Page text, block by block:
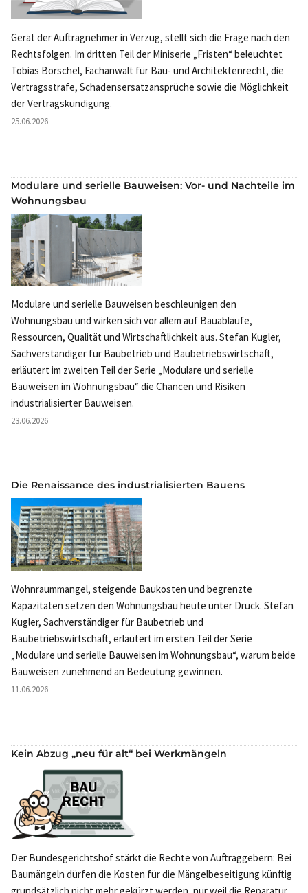
Gerät der Auftragnehmer in Verzug, stellt sich die Frage nach den
Rechtsfolgen. Im dritten Teil der Miniserie „Fristen“ beleuchtet
Tobias Borschel, Fachanwalt für Bau- und Architektenrecht, die
Vertragsstrafe, Schadensersatzansprüche sowie die Möglichkeit
der Vertragskündigung.
25.06.2026
Modulare und serielle Bauweisen: Vor- und Nachteile im
Wohnungsbau
Modulare und serielle Bauweisen beschleunigen den
Wohnungsbau und wirken sich vor allem auf Bauabläufe,
Ressourcen, Qualität und Wirtschaftlichkeit aus. Stefan Kugler,
Sachverständiger für Baubetrieb und Baubetriebswirtschaft,
erläutert im zweiten Teil der Serie „Modulare und serielle
Bauweisen im Wohnungsbau“ die Chancen und Risiken
industrialisierter Bauweisen.
23.06.2026
Die Renaissance des industrialisierten Bauens
Wohnraummangel, steigende Baukosten und begrenzte
Kapazitäten setzen den Wohnungsbau heute unter Druck. Stefan
Kugler, Sachverständiger für Baubetrieb und
Baubetriebswirtschaft, erläutert im ersten Teil der Serie
„Modulare und serielle Bauweisen im Wohnungsbau“, warum beide
Bauweisen zunehmend an Bedeutung gewinnen.
11.06.2026
Kein Abzug „neu für alt“ bei Werkmängeln
Der Bundesgerichtshof stärkt die Rechte von Auftraggebern: Bei
Baumängeln dürfen die Kosten für die Mängelbeseitigung künftig
grundsätzlich nicht mehr gekürzt werden, nur weil die Reparatur